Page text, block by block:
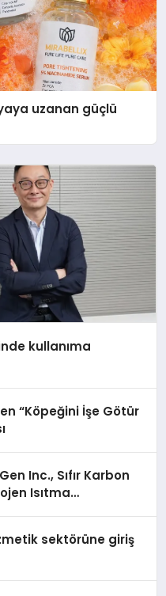
uzanan güçlü
kullanıma
“Köpeğini İşe Götür
Inc., Sıfır Karbon
Isıtma
sektörüne giriş